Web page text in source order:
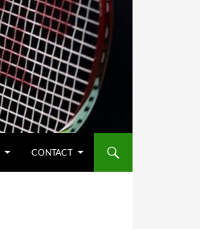
CONTACT